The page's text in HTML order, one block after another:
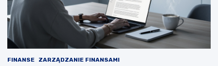
FINANSE ZARZĄDZANIE FINANSAMI